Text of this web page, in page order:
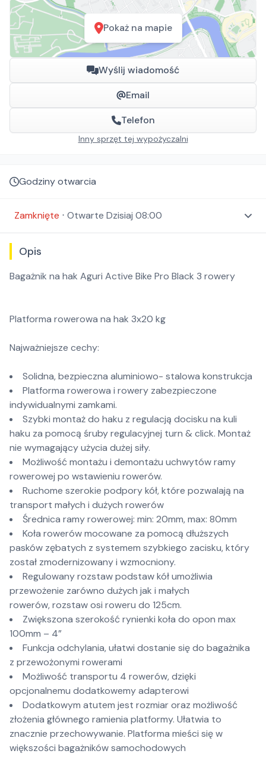
Pokaż na mapie
Wyślij wiadomość
Email
Telefon
Inny sprzęt tej wypożyczalni
Godziny otwarcia
Zamknięte ⋅ Otwarte Dzisiaj 08:00
Opis
Bagażnik na hak Aguri Active Bike Pro Black 3 rowery
Platforma rowerowa na hak 3x20 kg
Najważniejsze cechy:
Solidna, bezpieczna aluminiowo- stalowa konstrukcja
Platforma rowerowa i rowery zabezpieczone
indywidualnymi zamkami.
Szybki montaż do haku z regulacją docisku na kuli
haku za pomocą śruby regulacyjnej turn & click. Montaż
nie wymagający użycia dużej siły.
Możliwość montażu i demontażu uchwytów ramy
rowerowej po wstawieniu rowerów.
Ruchome szerokie podpory kół, które pozwalają na
transport małych i dużych rowerów
Średnica ramy rowerowej: min: 20mm, max: 80mm
Koła rowerów mocowane za pomocą dłuższych
pasków zębatych z systemem szybkiego zacisku, który
został zmodernizowany i wzmocniony.
Regulowany rozstaw podstaw kół umożliwia
przewożenie zarówno dużych jak i małych
rowerów, rozstaw osi roweru do 125cm.
Zwiększona szerokość rynienki koła do opon max
100mm – 4”
Funkcja odchylania, ułatwi dostanie się do bagażnika
z przewożonymi rowerami
Możliwość transportu 4 rowerów, dzięki
opcjonalnemu dodatkowemy adapterowi
Dodatkowym atutem jest rozmiar oraz możliwość
złożenia głównego ramienia platformy. Ułatwia to
znacznie przechowywanie. Platforma mieści się w
większości bagażników samochodowych